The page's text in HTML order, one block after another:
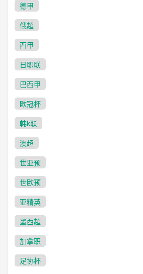
德甲
俄超
西甲
日职联
巴西甲
欧冠杯
韩k联
澳超
世亚预
世欧预
亚精英
墨西超
加拿职
足协杯